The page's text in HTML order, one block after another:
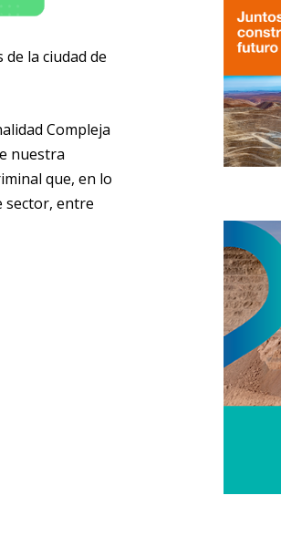
la ciudad de
Compleja
nuestra
que, en lo
sector, entre